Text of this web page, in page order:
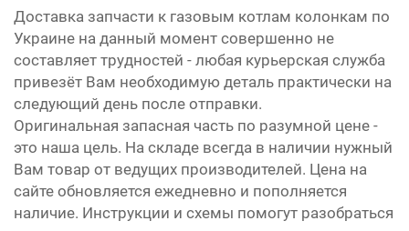
Доставка запчасти к газовым котлам колонкам по
Украине на данный момент совершенно не
составляет трудностей - любая курьерская служба
привезёт Вам необходимую деталь практически на
следующий день после отправки.
Оригинальная запасная часть по разумной цене -
это наша цель. На складе всегда в наличии нужный
Вам товар от ведущих производителей. Цена на
сайте обновляется ежедневно и пополняется
наличие. Инструкции и схемы помогут разобраться